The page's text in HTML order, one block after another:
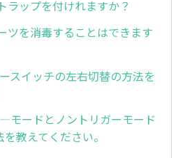
ラップを付けれますか？
ツを消毒することはできます
スイッチの左右切替の方法を
モードとノントリガーモード
教えてください。